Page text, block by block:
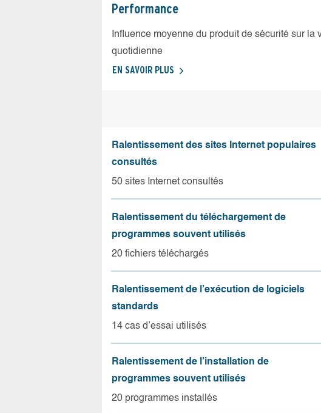
Performance
Influence moyenne du produit de sécurité sur la
quotidienne
EN SAVOIR PLUS
Ralentissement des sites Internet populaires
consultés
50 sites Internet consultés
Ralentissement du téléchargement de
programmes souvent utilisés
20 fichiers téléchargés
Ralentissement de l’exécution de logiciels
standards
14 cas d’essai utilisés
Ralentissement de l’installation de
programmes souvent utilisés
20 programmes installés